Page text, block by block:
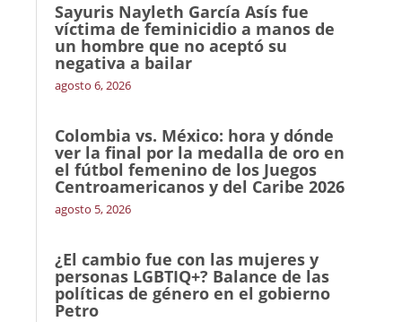
Sayuris Nayleth García Asís fue
víctima de feminicidio a manos de
un hombre que no aceptó su
negativa a bailar
agosto 6, 2026
Colombia vs. México: hora y dónde
ver la final por la medalla de oro en
el fútbol femenino de los Juegos
Centroamericanos y del Caribe 2026
agosto 5, 2026
¿El cambio fue con las mujeres y
personas LGBTIQ+? Balance de las
políticas de género en el gobierno
Petro